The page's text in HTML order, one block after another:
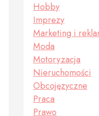
Hobby
Imprezy
Marketing i
Moda
Motoryzacja
Nieruchomości
Obcojęzyczne
Praca
Prawo